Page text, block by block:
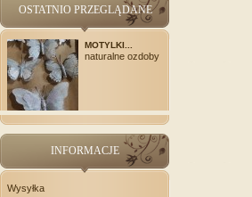
OSTATNIO PRZEGLĄDANE
MOTYLKI...
naturalne ozdoby
INFORMACJE
Wysyłka